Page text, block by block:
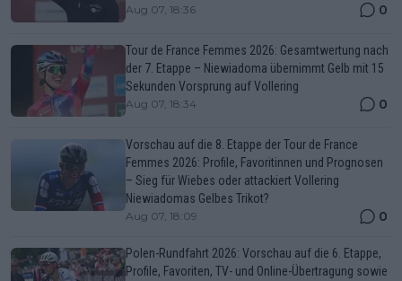
Aug 07, 18:36 0
Tour de France Femmes 2026: Gesamtwertung nach
der 7. Etappe – Niewiadoma übernimmt Gelb mit 15
Sekunden Vorsprung auf Vollering
Aug 07, 18:34 0
Vorschau auf die 8. Etappe der Tour de France
Femmes 2026: Profile, Favoritinnen und Prognosen
– Sieg für Wiebes oder attackiert Vollering
Niewiadomas Gelbes Trikot?
Aug 07, 18:09 0
Polen-Rundfahrt 2026: Vorschau auf die 6. Etappe,
Profile, Favoriten, TV- und Online-Übertragung sowie